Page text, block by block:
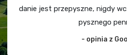
danie jest przepyszne, nigdy
pysznego
- opinia z